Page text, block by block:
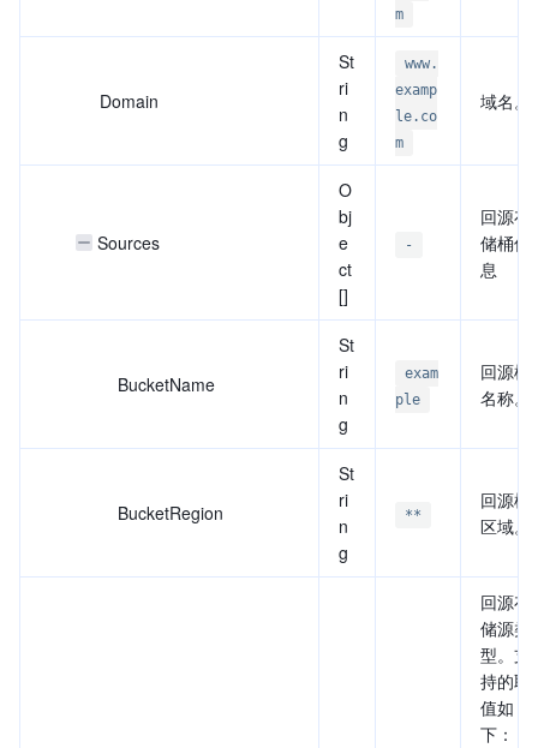
m
Domain
St
ri
n
g
www.
examp
le.co
m
域名。
Sources
O
bj
e
ct
[]
-
回源存
储桶信
息
BucketName
St
ri
n
g
exam
ple
回源桶
名称。
BucketRegion
St
ri
n
g
**
回源桶
区域。
回源存
储源类
型。支
持的取
值如
下：